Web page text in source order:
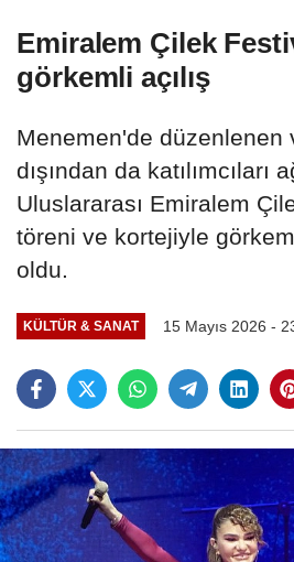
Emiralem Çilek
görkemli açılış
Menemen'de düzenlenen
dışından da katılımcıları
Uluslararası Emiralem
töreni ve kortejiyle
oldu.
KÜLTÜR & SANAT 15 Mayıs 2026 -